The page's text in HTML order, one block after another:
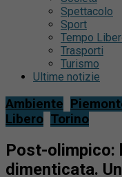
Spettacolo
Sport
Tempo
Trasporti
Turismo
Ultime notizie
Ambiente
Libero Torino
Post-olimpico:
dimenticata.